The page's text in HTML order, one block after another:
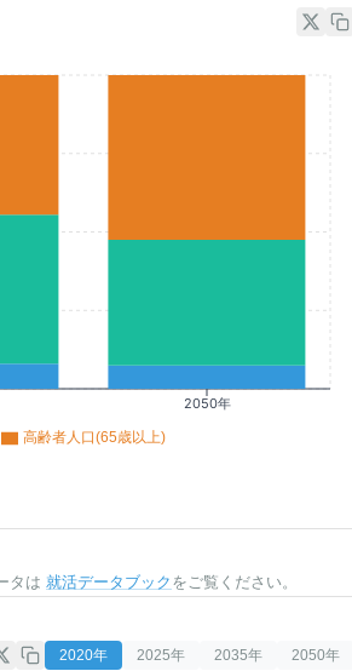
2050年
高齢者人口(65歳以上)
タは 就活データブック をご覧ください。
2020年 2025年 2035年 2050年